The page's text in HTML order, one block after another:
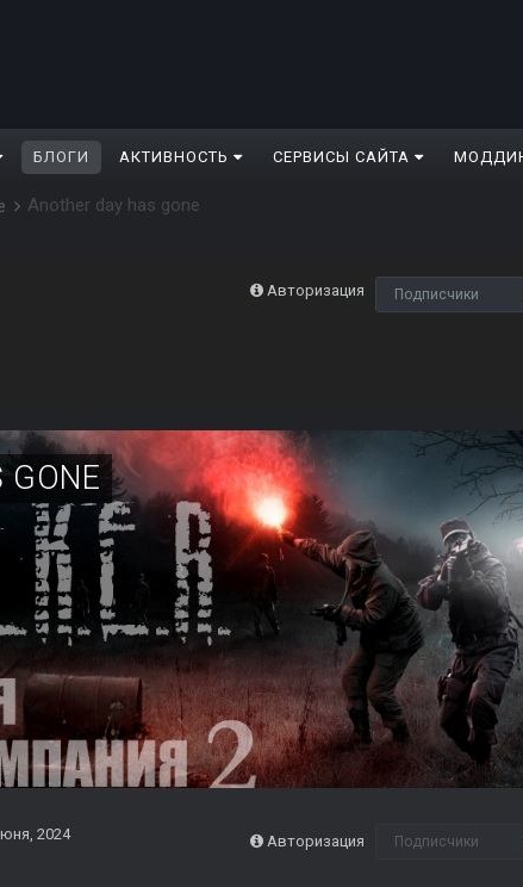
БЛОГИ АКТИВНОСТЬ СЕРВИСЫ САЙТА
Another day has gone
Авторизация Подписчики
GONE
Авторизация Подписчики
2024